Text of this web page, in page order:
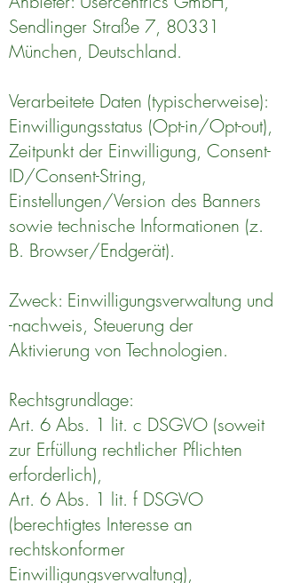
Sendlinger Straße 7, 80331
München, Deutschland.
Verarbeitete Daten (typischerweise):
Einwilligungsstatus (Opt-in/Opt-out),
Zeitpunkt der Einwilligung, Consent-
ID/Consent-String,
Einstellungen/Version des Banners
sowie technische Informationen (z.
B. Browser/Endgerät).
Zweck: Einwilligungsverwaltung und
-nachweis, Steuerung der
Aktivierung von Technologien.
Rechtsgrundlage:
Art. 6 Abs. 1 lit. c DSGVO (soweit
zur Erfüllung rechtlicher Pflichten
erforderlich),
Art. 6 Abs. 1 lit. f DSGVO
(berechtigtes Interesse an
rechtskonformer
Einwilligungsverwaltung),